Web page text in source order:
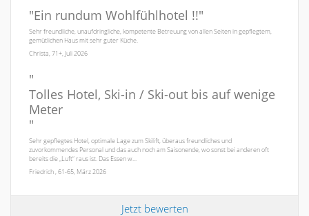
"Ein rundum Wohlfühlhotel !!"
Sehr freundliche, unaufdringliche, kompetente Betreuung von allen Seiten in gepflegtem,
gemütlichen Haus mit sehr guter Küche.
Christa, 71+, Juli 2026
"
Tolles Hotel, Ski-in / Ski-out bis auf wenige
Meter
"
Sehr gepflegtes Hotel, optimale Lage zum Skilift, überaus freundliches und
zuvorkommendes Personal und das auch noch am Saisonende, wo sonst bei anderen oft
bereits die „Luft“ raus ist. Das Essen w...
Friedrich , 61-65, März 2026
Jetzt bewerten